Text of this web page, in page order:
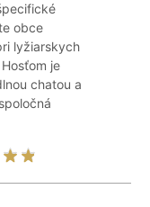
obce
lyžiarskych
je
chatou a